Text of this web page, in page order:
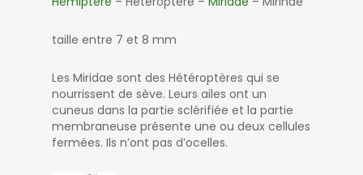
taille entre 7 et 8 mm
Les Miridae sont des Hétéroptères qui se
nourrissent de sève. Leurs ailes ont un
cuneus dans la partie sclérifiée et la partie
membraneuse présente une ou deux cellules
fermées. Ils n’ont pas d’ocelles.